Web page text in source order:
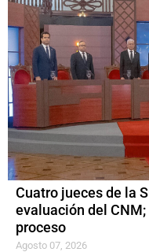
Cuatro jueces de la
evaluación del
proceso
Agosto 07, 2026